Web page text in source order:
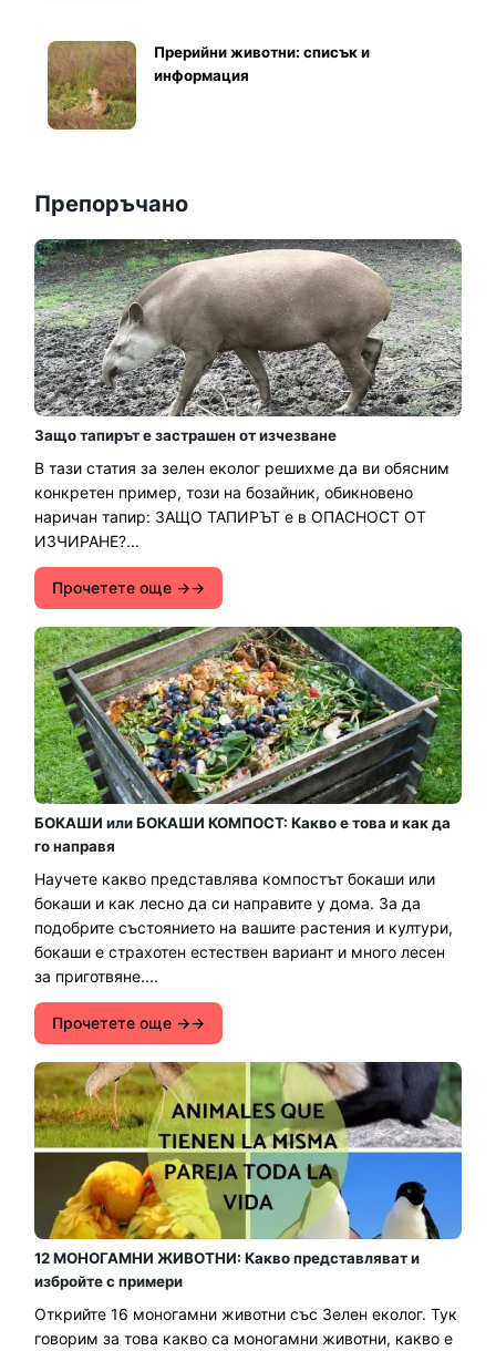
Прерийни животни: списък и
информация
Препоръчано
Защо тапирът е застрашен от изчезване
В тази статия за зелен еколог решихме да ви обясним
конкретен пример, този на бозайник, обикновено
наричан тапир: ЗАЩО ТАПИРЪТ е в ОПАСНОСТ ОТ
ИЗЧИРАНЕ?...
Прочетете още →
БОКАШИ или БОКАШИ КОМПОСТ: Какво е това и как да
го направя
Научете какво представлява компостът бокаши или
бокаши и как лесно да си направите у дома. За да
подобрите състоянието на вашите растения и култури,
бокаши е страхотен естествен вариант и много лесен
за приготвяне....
Прочетете още →
12 МОНОГАМНИ ЖИВОТНИ: Какво представляват и
избройте с примери
Открийте 16 моногамни животни със Зелен еколог. Тук
говорим за това какво са моногамни животни, какво е